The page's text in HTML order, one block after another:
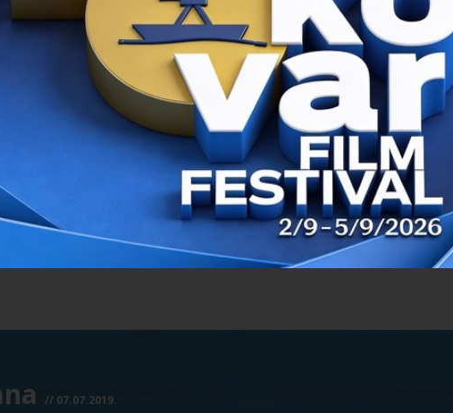
// 07.07.2019.